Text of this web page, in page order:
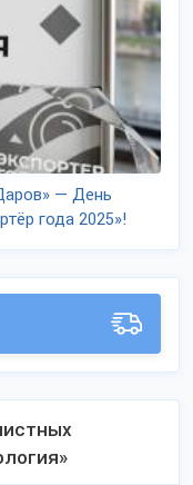
— День
года 2025»!